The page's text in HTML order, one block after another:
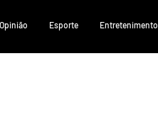
Opinião Esporte Entretenimento